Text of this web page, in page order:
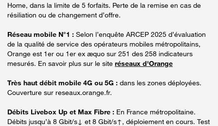
Home, dans la limite de 5 forfaits. Perte de la remise en cas de
résiliation ou de changement d’offre.
Réseau mobile N°1 : Selon l’enquête ARCEP 2025 d’évaluation
de la qualité de service des opérateurs mobiles métropolitains,
Orange est 1er ou 1er ex æquo sur 251 des 258 indicateurs
mesurés. En savoir plus sur le site réseaux d'Orange
Très haut débit mobile 4G ou 5G : dans les zones déployées.
Couverture sur reseaux.orange.fr.
Débits Livebox Up et Max Fibre : En France métropolitaine.
Débits jusqu’à 8 Gbit/s↓ et 8 Gbit/s↑, déploiement en cours. Test